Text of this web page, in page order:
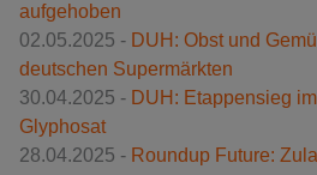
aufgehoben
02.05.2025 - DUH: Obst und
deutschen Supermärkten
30.04.2025 - DUH: Etappensieg
Glyphosat
28.04.2025 - Roundup Future: